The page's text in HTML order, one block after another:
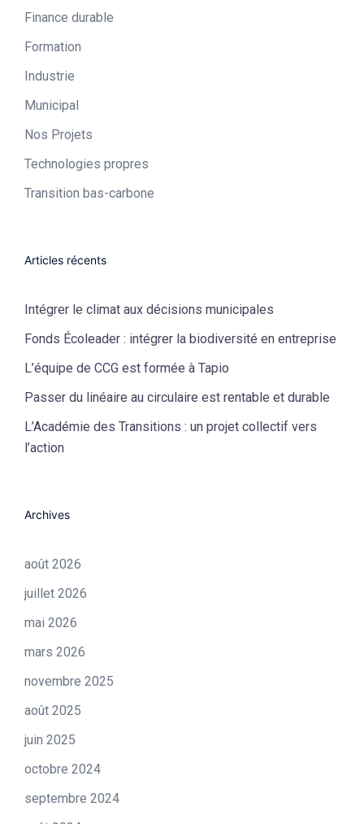
Finance durable
Formation
Industrie​
Municipal​
Nos Projets
Technologies propres​
Transition bas-carbone
Articles récents
Intégrer le climat aux décisions municipales
Fonds Écoleader : intégrer la biodiversité en entreprise
L’équipe de CCG est formée à Tapio
Passer du linéaire au circulaire est rentable et durable
L’Académie des Transitions : un projet collectif vers
l’action
Archives
août 2026
juillet 2026
mai 2026
mars 2026
novembre 2025
août 2025
juin 2025
octobre 2024
septembre 2024